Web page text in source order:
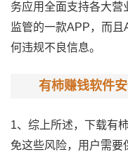
务应用全面支持各大营
监管的一款APP，而
何违规不良信息。
有柿赚钱软件
1、综上所述，下载有
免这些风险，用户需